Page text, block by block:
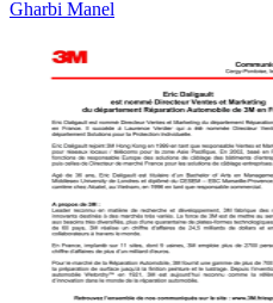
Gharbi Manel